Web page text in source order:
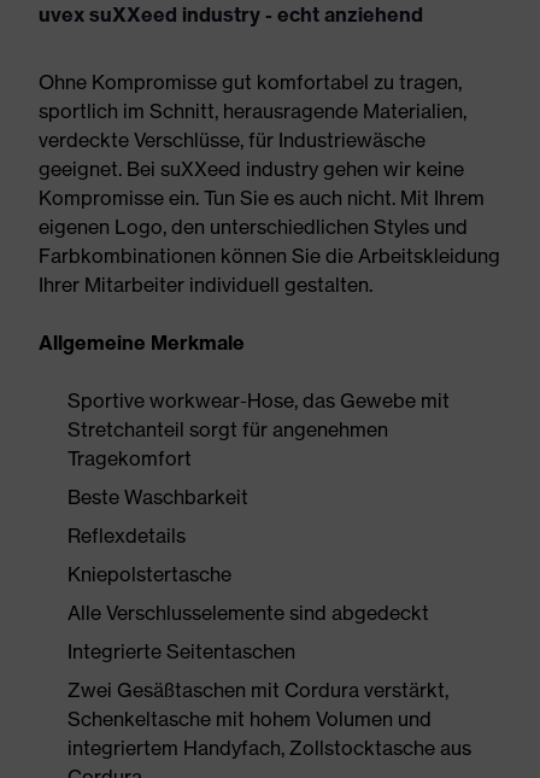
uvex suXXeed industry - echt anziehend
Ohne Kompromisse gut komfortabel zu tragen,
sportlich im Schnitt, herausragende Materialien,
verdeckte Verschlüsse, für Industriewäsche
geeignet. Bei suXXeed industry gehen wir keine
Kompromisse ein. Tun Sie es auch nicht. Mit Ihrem
eigenen Logo, den unterschiedlichen Styles und
Farbkombinationen können Sie die Arbeitskleidung
Ihrer Mitarbeiter individuell gestalten.
Allgemeine Merkmale
Sportive workwear-Hose, das Gewebe mit
Stretchanteil sorgt für angenehmen
Tragekomfort
Beste Waschbarkeit
Reflexdetails
Kniepolstertasche
Alle Verschlusselemente sind abgedeckt
Integrierte Seitentaschen
Zwei Gesäßtaschen mit Cordura verstärkt,
Schenkeltasche mit hohem Volumen und
integriertem Handyfach, Zollstocktasche aus